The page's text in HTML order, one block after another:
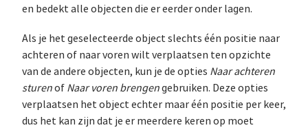
en bedekt alle objecten die er eerder onder lagen.
Als je het geselecteerde object slechts één positie naar
achteren of naar voren wilt verplaatsen ten opzichte
van de andere objecten, kun je de opties Naar achteren
sturenof Naar voren brengengebruiken. Deze opties
verplaatsen het object echter maar één positie per keer,
dus het kan zijn dat je er meerdere keren op moet